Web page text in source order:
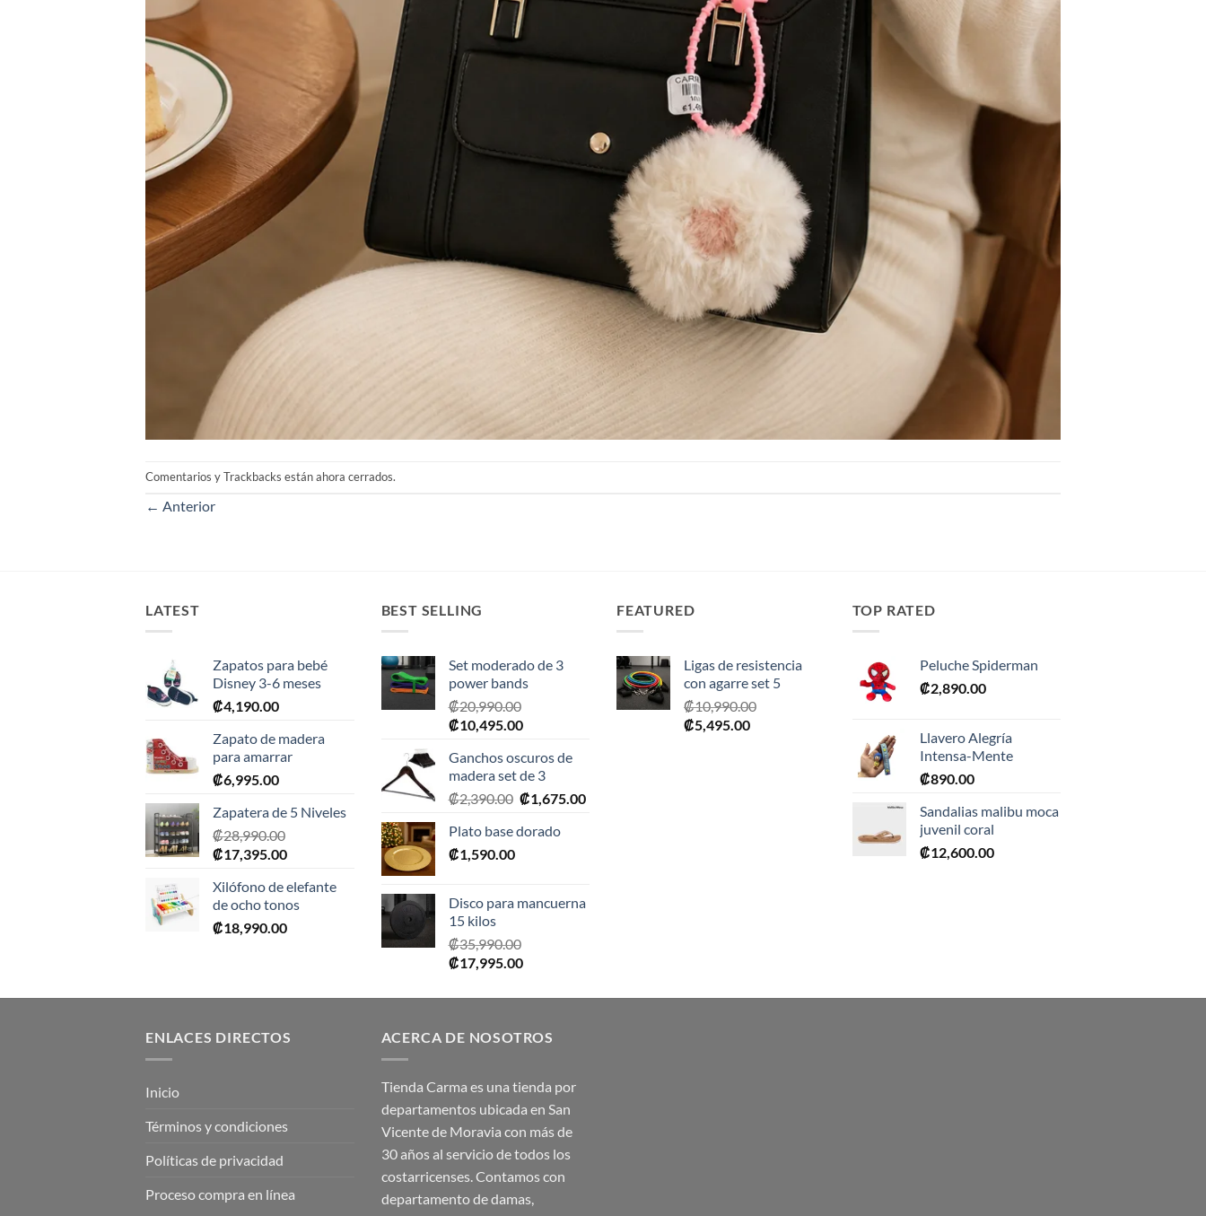
Comentarios y Trackbacks están ahora cerrados.
← Anterior
LATEST
Zapatos para bebé
Disney 3-6 meses
₡4,190.00
Zapato de madera
para amarrar
₡6,995.00
Zapatera de 5 Niveles
₡28,990.00
El
original
era:
₡28,990.00.
₡17,395.00El
actual
es:
₡17,395.00.
Xilófono de elefante
de ocho tonos
₡18,990.00
BEST SELLING
Set moderado de 3
power bands
₡20,990.00
El
original
era:
₡20,990.00.
₡10,495.00El
actual
es:
₡10,495.00.
Ganchos oscuros de
madera set de 3
₡2,390.00 El
original
₡1,675.00El
Plato base dorado
₡1,590.00
Disco para mancuerna
15 kilos
₡35,990.00
El
original
₡35,990.00.
₡17,995.00El
actual
₡17,995.00.
FEATURED
Ligas de resistencia
con agarre set 5
₡10,990.00
El
₡5,495.00El
TOP RATED
Peluche Spiderman
₡2,890.00
Llavero Alegría
Intensa-Mente
₡890.00
Sandalias malibu moca
juvenil coral
₡12,600.00
ENLACES DIRECTOS
Inicio
Términos y condiciones
Políticas de privacidad
Proceso compra en línea
ACERCA DE NOSOTROS
Tienda Carma es una tienda por
departamentos ubicada en San
Vicente de Moravia con más de
30 años al servicio de todos los
costarricenses. Contamos con
departamento de damas,